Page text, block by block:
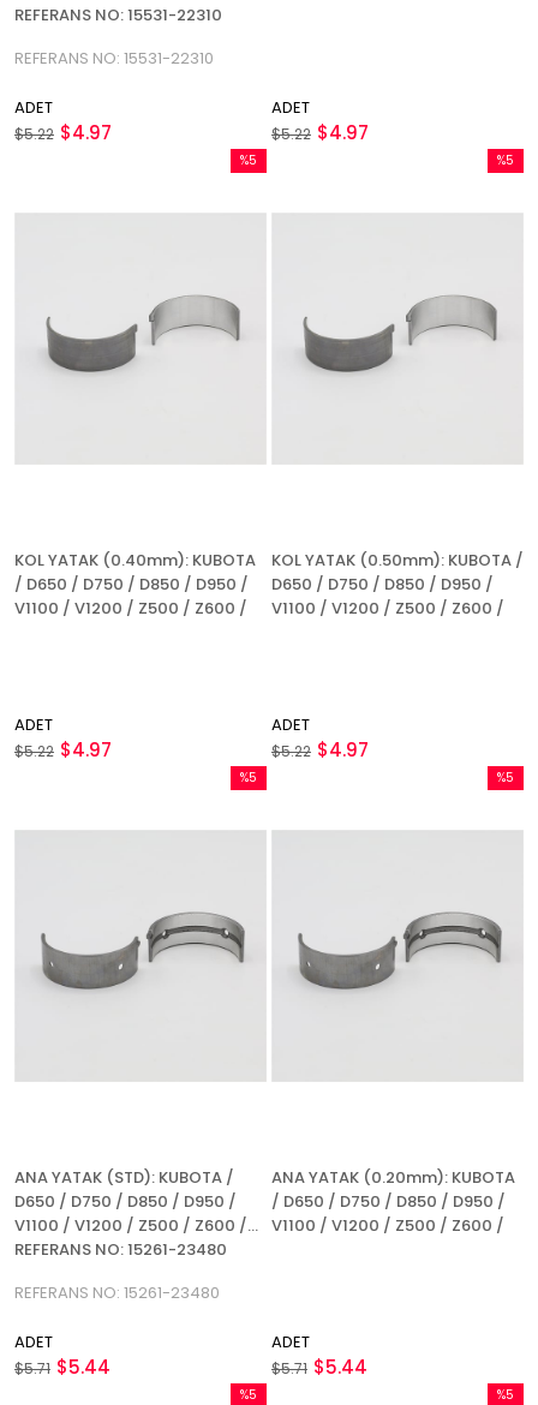
REFERANS NO: 15531-22310
REFERANS NO: 15531-22310
ADET
$4.97
$5.22
ADET
$4.97
$5.22
KOL YATAK (0.40mm): KUBOTA
/ D650 / D750 / D850 / D950 /
V1100 / V1200 / Z500 / Z600 /
ADET
$4.97
$5.22
%5
%5İndirim
KOL YATAK (0.50mm): KUBOTA /
D650 / D750 / D850 / D950 /
V1100 / V1200 / Z500 / Z600 /
ADET
$4.97
$5.22
%5
ANA YATAK (STD): KUBOTA /
D650 / D750 / D850 / D950 /
V1100 / V1200 / Z500 / Z600 /
REFERANS NO: 15261-23480
REFERANS NO: 15261-23480
ADET
$5.44
$5.71
%5
%5İndirim
ANA YATAK (0.20mm): KUBOTA
/ D650 / D750 / D850 / D950 /
V1100 / V1200 / Z500 / Z600 /
ADET
$5.44
$5.71
%5
%5
%5